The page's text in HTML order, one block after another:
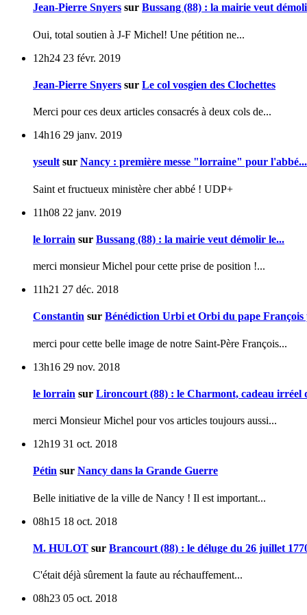
Jean-Pierre Snyers sur Bussang (88) : la mairie veut
Oui, total soutien à J-F Michel! Une pétition ne...
12h24 23 févr. 2019
Jean-Pierre Snyers sur Le col vosgien des Clochettes
Merci pour ces deux articles consacrés à deux cols de...
14h16 29 janv. 2019
yseult sur Nancy : première messe "lorraine" pour l'abbé...
Saint et fructueux ministère cher abbé ! UDP+
11h08 22 janv. 2019
le lorrain sur Bussang (88) : la mairie veut démolir le...
merci monsieur Michel pour cette prise de position !...
11h21 27 déc. 2018
Constantin sur Bénédiction Urbi et Orbi du pape François
merci pour cette belle image de notre Saint-Père François...
13h16 29 nov. 2018
le lorrain sur Lironcourt (88) : le Charmont, cadeau irréel
merci Monsieur Michel pour vos articles toujours aussi...
12h19 31 oct. 2018
Pétin sur Nancy dans la Grande Guerre
Belle initiative de la ville de Nancy ! Il est important...
08h15 18 oct. 2018
M. HULOT sur Brancourt (88) : le déluge du 26 juillet
C'était déjà sûrement la faute au réchauffement...
08h23 05 oct. 2018